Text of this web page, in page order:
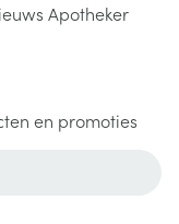
Apotheker
en promoties